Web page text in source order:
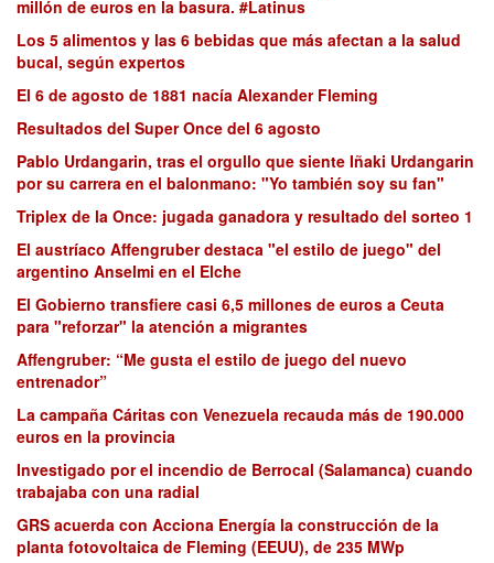
millón de euros en la basura. #Latinus
Los 5 alimentos y las 6 bebidas que más afectan a la salud
bucal, según expertos
El 6 de agosto de 1881 nacía Alexander Fleming
Resultados del Super Once del 6 agosto
Pablo Urdangarin, tras el orgullo que siente Iñaki Urdangarin
por su carrera en el balonmano: "Yo también soy su fan"
Triplex de la Once: jugada ganadora y resultado del sorteo 1
El austríaco Affengruber destaca "el estilo de juego" del
argentino Anselmi en el Elche
El Gobierno transfiere casi 6,5 millones de euros a Ceuta
para "reforzar" la atención a migrantes
Affengruber: “Me gusta el estilo de juego del nuevo
entrenador”
La campaña Cáritas con Venezuela recauda más de 190.000
euros en la provincia
Investigado por el incendio de Berrocal (Salamanca) cuando
trabajaba con una radial
GRS acuerda con Acciona Energía la construcción de la
planta fotovoltaica de Fleming (EEUU), de 235 MWp